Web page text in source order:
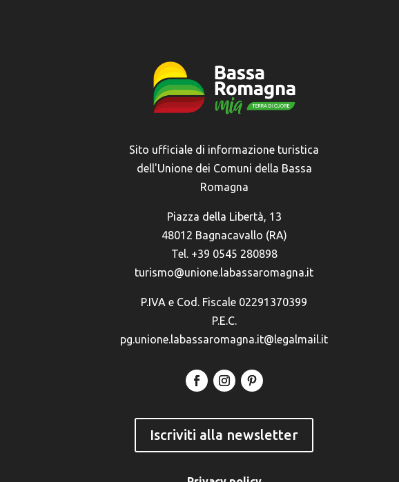
Sito ufficiale di informazione turistica
dell'Unione dei Comuni della Bassa
Romagna
Piazza della Libertà, 13
48012 Bagnacavallo (RA)
Tel. +39 0545 280898
turismo@unione.labassaromagna.it
P.IVA e Cod. Fiscale 02291370399
P.E.C.
pg.unione.labassaromagna.it@legalmail.it
Iscriviti alla newsletter